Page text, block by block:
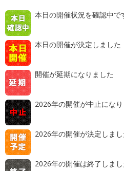
本日の開催状況を確認中で
本日の開催が決定しました
開催が延期になりました
2026年の開催が中止にな
2026年の開催が決定しまし
2026年の開催は終了しまし